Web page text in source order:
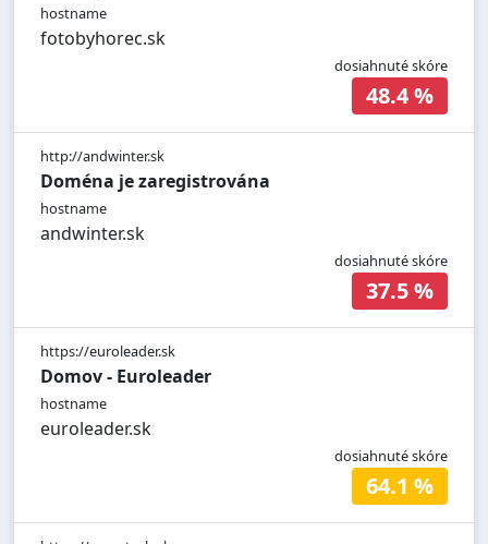
hostname
fotobyhorec.sk
dosiahnuté skóre
48.4 %
http://andwinter.sk
Doména je zaregistrována
hostname
andwinter.sk
dosiahnuté skóre
37.5 %
https://euroleader.sk
Domov - Euroleader
hostname
euroleader.sk
dosiahnuté skóre
64.1 %